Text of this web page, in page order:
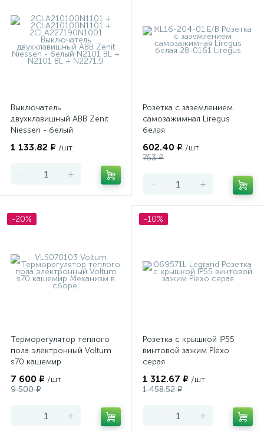
Выключатель
двухклавишный ABB Zenit
Niessen - белый
1 133.82 ₽ /шт
- +
Розетка с заземлением
самозажимная Liregus
белая
602.40 ₽ /шт
753 ₽
- +
-20%
Терморегулятор теплого
пола электронный Voltum
s70 кашемир
7 600 ₽ /шт
9 500 ₽
- +
-10%
Розетка с крышкой IP55
винтовой зажим Plexo
серая
1 312.67 ₽ /шт
1 458.52 ₽
- +